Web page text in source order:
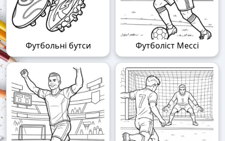
Футбольні бутси Футболіст Мессі